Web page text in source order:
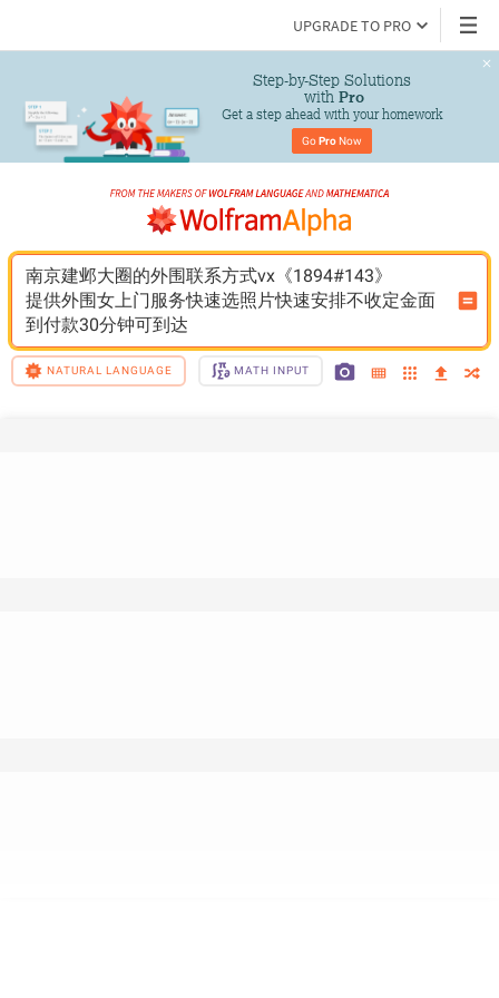
UPGRADE TO PRO
Step-by-Step Solutions
with Pro
Get a step ahead with your homework
Go Pro Now
南京建邺大圈的外围联系方式vx《1894#143》
提供外围女上门服务快速选照片快速安排不收定金面
到付款30分钟可到达
NATURAL LANGUAGE MATH INPUT